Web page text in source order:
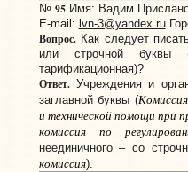
№ 95Имя: Вадим
E-mail: lvn-3@yandex.ru
Вопрос.Как следует
или строчной буквы
тарификационная)?
Ответ.Учреждения и
заглавной буквы (
и технической помощи при
комиссия по
неединичного – со
комиссия).